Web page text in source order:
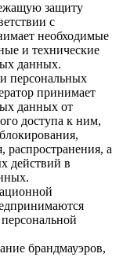
защиту
с
необходимые
и технические
данных.
персональных
принимает
данных от
доступа к ним,
распространения, а
действий в
брандмауэров,